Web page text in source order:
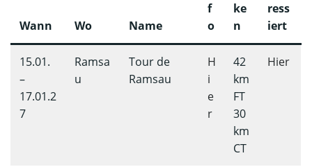
Wann Wo Name
f
o
ke
n
ress
iert
15.01.
–
17.01.2
7
Ramsa
u
Tour de
Ramsau
H
i
e
r
42
km
FT
30
km
CT
Hier